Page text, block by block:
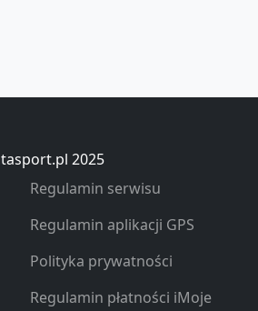
2025
Regulamin serwisu
Regulamin aplikacji GPS
Polityka prywatności
Regulamin płatności iMoje